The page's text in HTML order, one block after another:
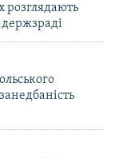
розглядають